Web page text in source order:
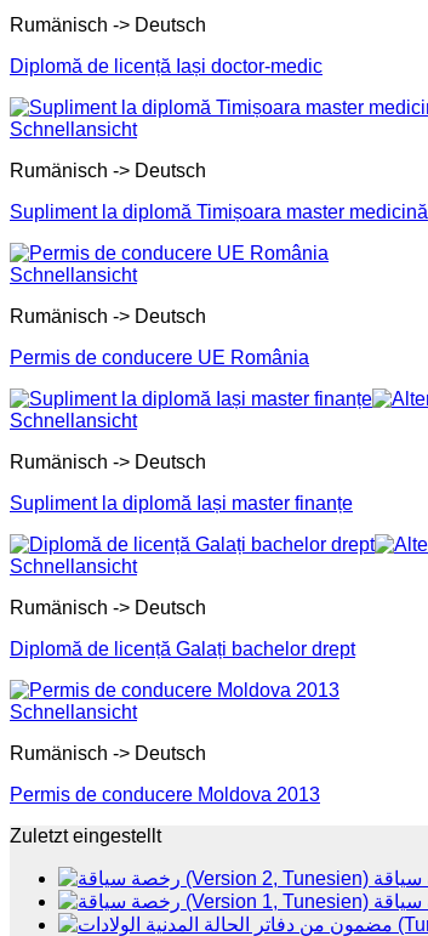
Rumänisch -> Deutsch
Diplomă de licență Iași doctor-medic
Schnellansicht
Rumänisch -> Deutsch
Supliment la diplomă Timișoara master medicină
Schnellansicht
Rumänisch -> Deutsch
Permis de conducere UE România
Schnellansicht
Rumänisch -> Deutsch
Supliment la diplomă Iași master finanțe
Schnellansicht
Rumänisch -> Deutsch
Diplomă de licență Galați bachelor drept
Schnellansicht
Rumänisch -> Deutsch
Permis de conducere Moldova 2013
Zuletzt eingestellt